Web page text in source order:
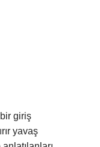
giriş
yavaş